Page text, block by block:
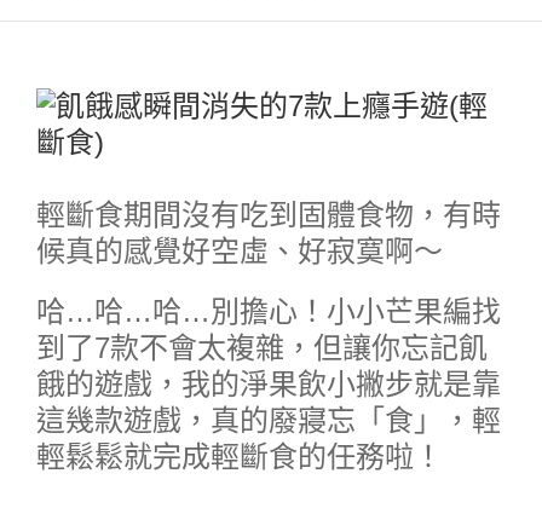
View
Larger
輕斷食期間沒有吃到固體食物，有時
候真的感覺好空虛、好寂寞啊～
哈…哈…哈…別擔心！小小芒果編找
到了7款不會太複雜，但讓你忘記飢
餓的遊戲，我的淨果飲小撇步就是靠
這幾款遊戲，真的廢寢忘「食」，輕
輕鬆鬆就完成輕斷食的任務啦！